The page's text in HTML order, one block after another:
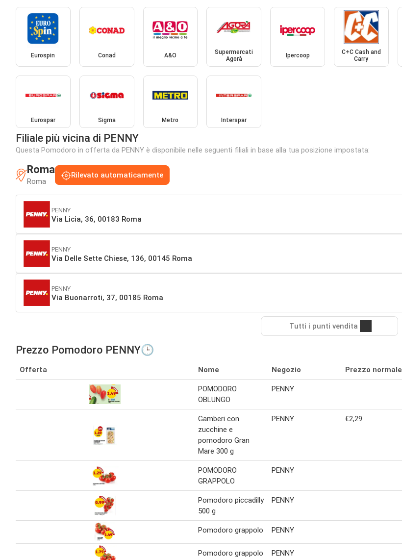
Eurospin Conad A&O
Supermercati
Agorà
Ipercoop
C+C Cash and
Carry
Eurospar Sigma Metro Interspar
Filiale più vicina di PENNY
Questa Pomodoro in offerta da PENNY è disponibile nelle seguenti filiali in base alla tua posizione impostata:
Roma
Roma
Rilevato automaticamente
PENNY
Via Licia, 36, 00183 Roma
PENNY
Via Delle Sette Chiese, 136, 00145 Roma
PENNY
Via Buonarroti, 37, 00185 Roma
Tutti i punti vendita
Prezzo Pomodoro PENNY🕒
Offerta Nome Negozio Prezzo normale
POMODORO
OBLUNGO
PENNY
Gamberi con
zucchine e
pomodoro Gran
Mare 300 g
PENNY €2,29
POMODORO
GRAPPOLO
PENNY
Pomodoro piccadilly
500 g
PENNY
Pomodoro grappolo PENNY
Pomodoro grappolo PENNY